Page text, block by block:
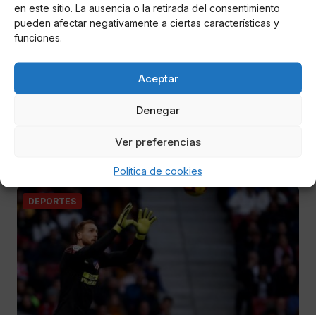
en este sitio. La ausencia o la retirada del consentimiento
pueden afectar negativamente a ciertas características y
funciones.
Aceptar
Denegar
Ver preferencias
Política de cookies
Manuel Gómez
El interior uruguayo Gastón Pereiro se cuela
en la agenda del Atlético
de 2020, por lo que tiene opciones de salir en el próximo
DEPORTES